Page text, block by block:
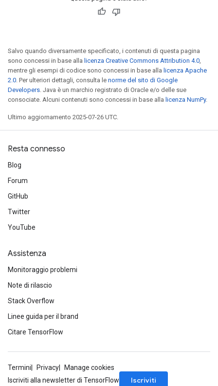
Salvo quando diversamente specificato, i contenuti di questa pagina
sono concessi in base alla licenza Creative Commons Attribution 4.0,
mentre gli esempi di codice sono concessi in base alla licenza Apache
2.0. Per ulteriori dettagli, consulta le norme del sito di Google
Developers. Java è un marchio registrato di Oracle e/o delle sue
consociate. Alcuni contenuti sono concessi in base alla licenza NumPy.
Ultimo aggiornamento 2025-07-26 UTC.
Resta connesso
Blog
Forum
GitHub
Twitter
YouTube
Assistenza
Monitoraggio problemi
Note di rilascio
Stack Overflow
Linee guida per il brand
Citare TensorFlow
Termini Privacy
Manage cookies
Iscriviti alla newsletter di TensorFlow
Iscriviti